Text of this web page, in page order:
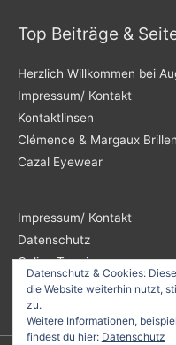
Top Beiträge &
Herzlich Willkommen bei
Impressum/ Kontakt
Kontaktlinsen
Clémence & Margaux
Cazal Eyewear
Impressum/ Kontakt
Datenschutz
Online Termin
Datenschutz & Cookies:
die Website weiterhin nutzt,
zu.
Weitere Informationen,
findest du hier: Datenschutz